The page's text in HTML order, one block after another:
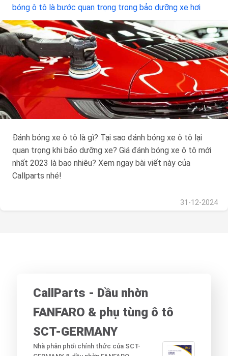
bóng ô tô là bước quan trọng trong bảo dưỡng xe hơi
Đánh bóng xe ô tô là gì? Tại sao đánh bóng xe ô tô lại
quan trọng khi bảo dưỡng xe? Giá đánh bóng xe ô tô mới
nhất 2023 là bao nhiêu? Xem ngay bài viết này của
Callparts nhé!
31-12-2024
CallParts - Dầu nhờn
FANFARO & phụ tùng ô tô
SCT-GERMANY
Nhà phân phối chính thức của SCT-